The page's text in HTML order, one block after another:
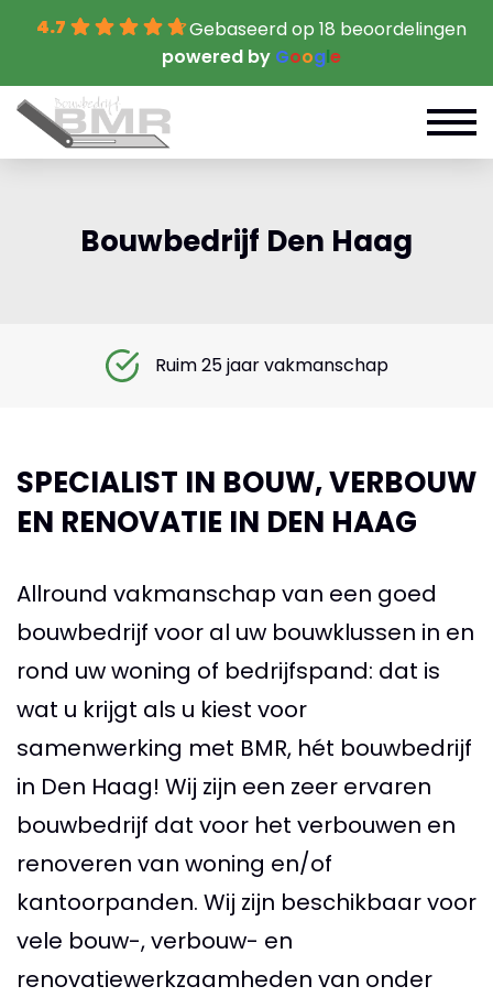
4.7
Gebaseerd op 18 beoordelingen
powered by Google
Bouwbedrijf Den Haag
Ruim 25 jaar vakmanschap
SPECIALIST IN BOUW, VERBOUW
EN RENOVATIE IN DEN HAAG
Allround vakmanschap van een goed
bouwbedrijf voor al uw bouwklussen in en
rond uw woning of bedrijfspand: dat is
wat u krijgt als u kiest voor
samenwerking met BMR, hét bouwbedrijf
in Den Haag! Wij zijn een zeer ervaren
bouwbedrijf dat voor het verbouwen en
renoveren van woning en/of
kantoorpanden. Wij zijn beschikbaar voor
vele bouw-, verbouw- en
renovatiewerkzaamheden van onder